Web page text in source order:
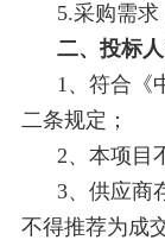
5.采购需求
二、投标
1、符合《中
二条规定；
2、本项目不
3、供应商存
不得推荐为成